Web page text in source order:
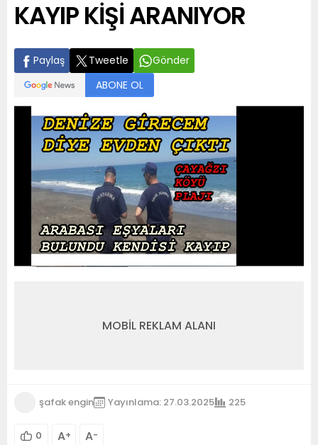
KAYIP KİŞİ ARANIYOR
Paylaş Tweetle
Gönder
ABONE OL
MOBİL REKLAM ALANI
şafak engin Yayınlama: 27.03.2025 225
0 A+ A-